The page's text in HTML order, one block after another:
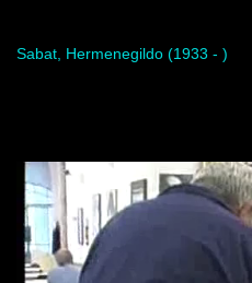
Sabat, Hermenegildo (1933 - )